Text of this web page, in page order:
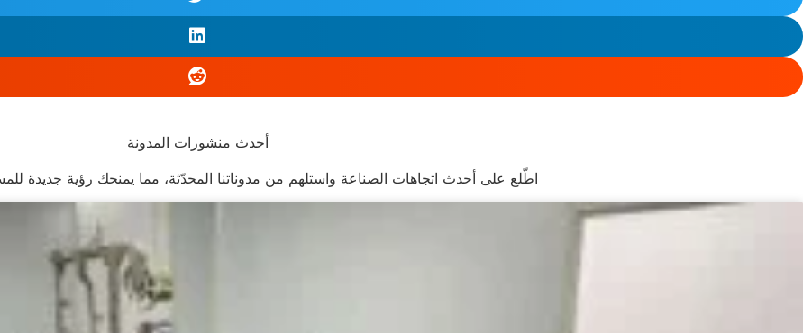
أحدث منشورات المدونة
اطّلع على أحدث اتجاهات الصناعة واستلهم من مدوناتنا المحدّثة، مما يمنحك رؤية جديدة